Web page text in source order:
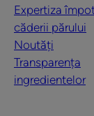
Expertiza
căderii părului
Noutăți
Transparența
ingredientelor